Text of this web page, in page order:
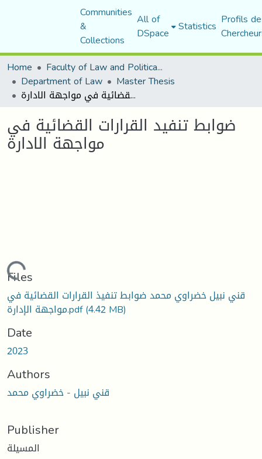
Communities
&
Collections
All of
DSpace Statistics Profils
Home
Faculty of Law and Political Science
Department of Law Master Thesis
ضوابط تنفيد القرارات القضائية في مواجهة الادارة
ضوابط تنفيد القرارات القضائية في
مواجهة الادارة
Files
قني نبيل خضراوي محمد ضوابط تنفيذ القرارات القضائية في
مواجهة الإدارة.pdf(4.42 MB)
Date
2023
Authors
قني نبيل - خضراوي محمد
Publisher
المسيلة